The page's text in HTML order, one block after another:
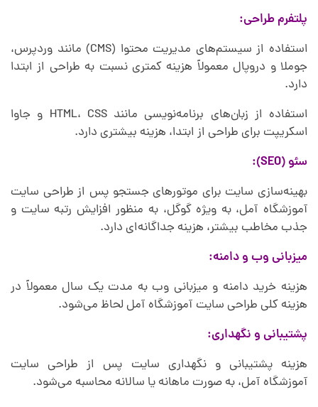
پلتفرم طراحی:
استفاده از سیستم‌های مدیریت محتوا (CMS) مانند وردپرس،
جوملا و دروپال معمولاً هزینه کمتری نسبت به طراحی از ابتدا
دارد.
استفاده از زبان‌های برنامه‌نویسی مانند HTML، CSS و جاوا
اسکریپت برای طراحی از ابتدا، هزینه بیشتری دارد.
سئو (SEO):
بهینه‌سازی سایت برای موتورهای جستجو پس از طراحی سایت
آموزشگاه آمل، به ویژه گوگل، به منظور افزایش رتبه سایت و
جذب مخاطب بیشتر، هزینه جداگانه‌ای دارد.
میزبانی وب و دامنه:
هزینه خرید دامنه و میزبانی وب به مدت یک سال معمولاً در
هزینه کلی طراحی سایت آموزشگاه آمل لحاظ می‌شود.
پشتیبانی و نگهداری:
هزینه پشتیبانی و نگهداری سایت پس از طراحی سایت
آموزشگاه آمل، به صورت ماهانه یا سالانه محاسبه می‌شود.